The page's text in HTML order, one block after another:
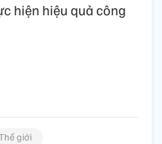
hiện hiệu quả công
giới